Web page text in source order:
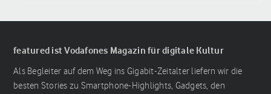
featured ist Vodafones Magazin für digitale Kultur
Als Begleiter auf dem Weg ins Gigabit-Zeitalter liefern wir die
besten Stories zu Smartphone-Highlights, Gadgets, den